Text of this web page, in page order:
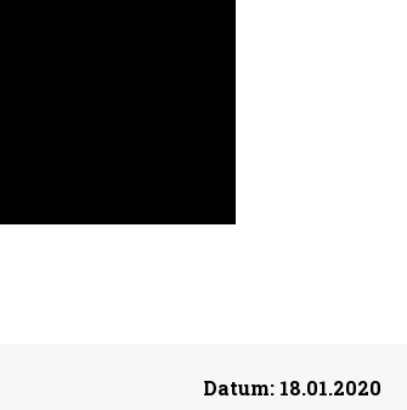
Datum:18.01.2020